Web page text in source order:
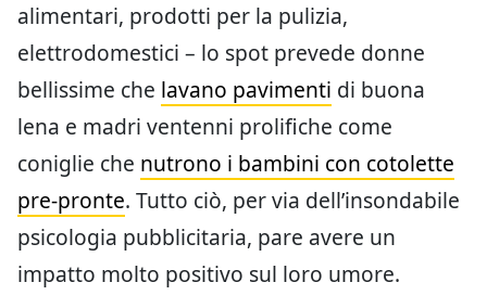
alimentari, prodotti per la pulizia,
elettrodomestici – lo spot prevede donne
bellissime che lavano pavimenti di buona
lena e madri ventenni prolifiche come
coniglie che nutrono i bambini con cotolette
pre-pronte. Tutto ciò, per via dell’insondabile
psicologia pubblicitaria, pare avere un
impatto molto positivo sul loro umore.